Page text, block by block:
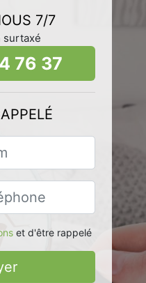
7/7
surtaxé
76 37
et d'être rappelé